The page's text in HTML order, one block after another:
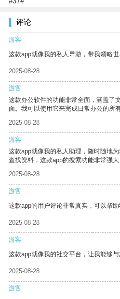
评论
游客
这款app就像我的私人导游，带我领略世
2025-08-28
游客
这款办公软件的功能非常全面，涵盖了
面。我可以使用它来完成日常办公的所
2025-08-28
游客
这款app就像我的私人助理，随时随地
查找资料，这款app的搜索功能非常强
2025-08-28
游客
这款app的用户评论非常真实，可以帮助
2025-08-28
游客
这款app就像我的社交平台，让我能够与
2025-08-28
游客